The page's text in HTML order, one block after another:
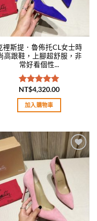
裡斯提．魯佈托CL女士時
高跟鞋，上腳超舒服，非
常好看個性...
評分5.00
滿分 5
NT$4,320.00
加入購物車
Add to